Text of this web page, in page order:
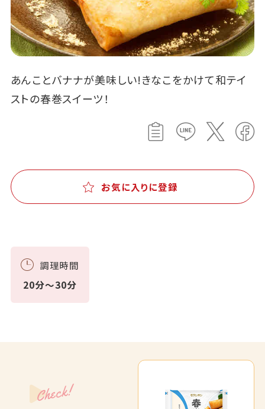
あんことバナナが美味しい!きなこをかけて和テイ
ストの春巻スイーツ！
お気に入りに登録
調理時間
20分～30分
Check!